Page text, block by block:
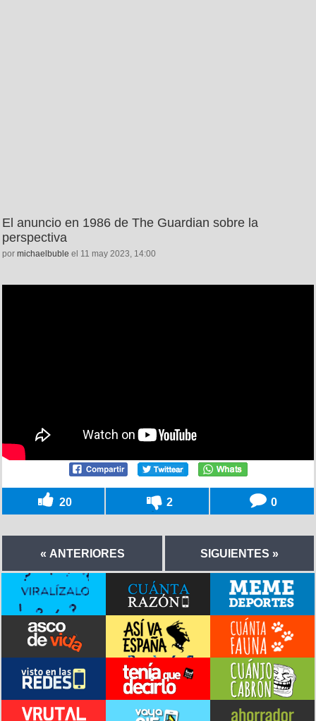
El anuncio en 1986 de The Guardian sobre la
perspectiva
por michaelbuble el 11 may 2023, 14:00
20 2 0
« ANTERIORES SIGUIENTES »